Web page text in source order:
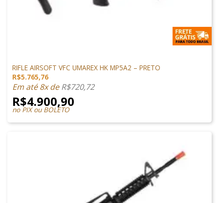
RIFLE AIRSOFT VFC UMAREX HK MP5A2 – PRETO
R$5.765,76
Em até 8x deR$720,72
R$4.900,90
no PIX ou BOLETO